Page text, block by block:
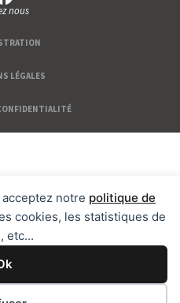
notre politique de
cookies, les statistiques de
etc...
nous
LÉGALES